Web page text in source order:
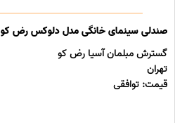
صندلی سینمای خانگی مدل دلوکس رض کو
گسترش مبلمان آسیا رض کو
تهران
قیمت: توافقی